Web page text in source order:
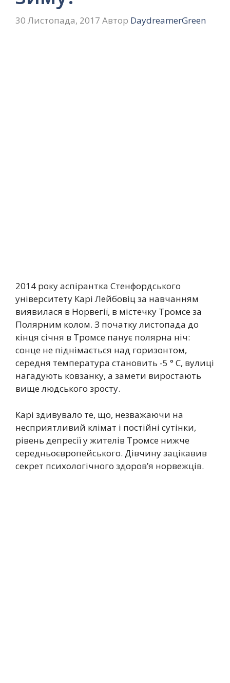
30 Листопада, 2017 Автор DaydreamerGreen
2014 року аспірантка Стенфордського
університету Карі Лейбовіц за навчанням
виявилася в Норвегії, в містечку Тромсе за
Полярним колом. З початку листопада до
кінця січня в Тромсе панує полярна ніч:
сонце не піднімається над горизонтом,
середня температура становить -5 ° С, вулиці
нагадують ковзанку, а замети виростають
вище людського зросту.
Карі здивувало те, що, незважаючи на
несприятливий клімат і постійні сутінки,
рівень депресії у жителів Тромсе нижче
середньоєвропейського. Дівчину зацікавив
секрет психологічного здоров’я норвежців.